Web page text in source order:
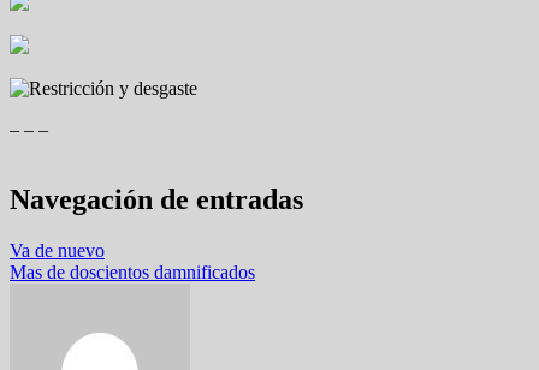
– – –
Navegación de entradas
Va de nuevo
Mas de doscientos damnificados